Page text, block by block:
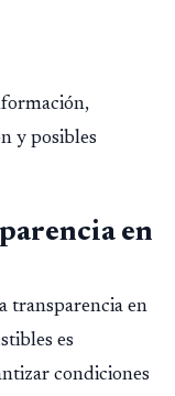
y posibles
en
transparencia en
es
condiciones